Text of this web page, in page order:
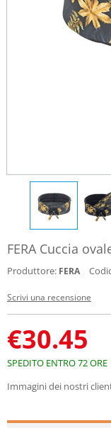
FERA Cuccia
Produttore: FERA
Scrivi una recensione
€30.45
SPEDITO ENTRO 72 ORE
Immagini dei nostri